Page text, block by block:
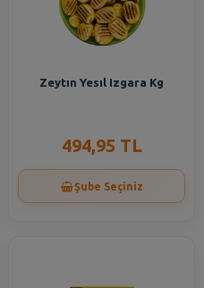
Zeytın Yesıl Izgara Kg
494,95 TL
Şube Seçiniz